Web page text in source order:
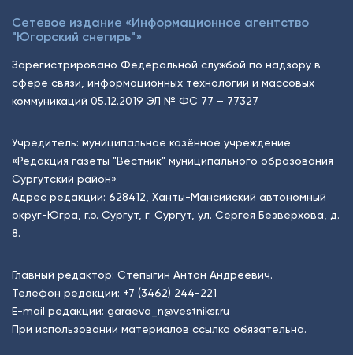
Сетевое издание «Информационное агентство
"Югорский снегирь"»
Зарегистрировано Федеральной службой по надзору в
сфере связи, информационных технологий и массовых
коммуникаций 05.12.2019 ЭЛ № ФС 77 – 77327
Учредитель: муниципальное казённое учреждение
«Редакция газеты "Вестник" муниципального образования
Сургутский район»
Адрес редакции: 628412, Ханты-Мансийский автономный
округ-Югра, г.о. Сургут, г. Сургут, ул. Сергея Безверхова, д.
8.
Главный редактор: Степыгин Антон Андреевич.
Телефон редакции: +7 (3462) 244-221
E-mail редакции: garaeva_n@vestniksr.ru
При использовании материалов ссылка обязательна.